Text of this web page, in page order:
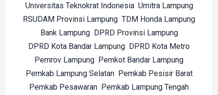
Universitas Teknokrat Indonesia Umitra Lampung
RSUDAM Provinsi Lampung TDM Honda Lampung
Bank Lampung DPRD Provinsi Lampung
DPRD Kota Bandar Lampung DPRD Kota Metro
Pemrov Lampung Pemkot Bandar Lampung
Pemkab Lampung Selatan Pemkab Pesisir Barat
Pemkab Pesawaran Pemkab Lampung Tengah